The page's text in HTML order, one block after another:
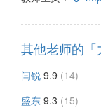
其他老师的
闫锐 9.9 (14)
盛东 9.3 (15)